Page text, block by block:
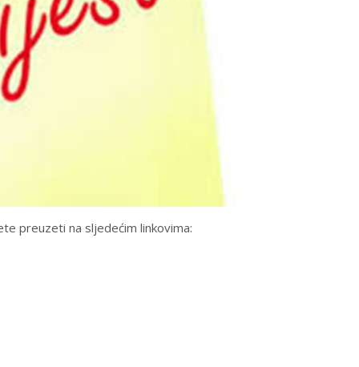
preuzeti na sljedećim linkovima: